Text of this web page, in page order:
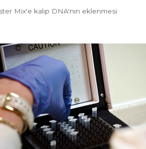
Mix'e kalıp DNA'nın eklenmesi